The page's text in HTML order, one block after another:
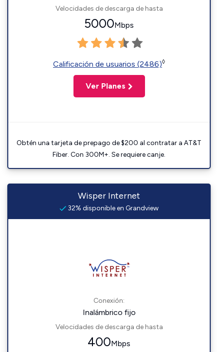
Velocidades de descarga de hasta
5000Mbps
Calificación de usuarios (2486)◊
Ver Planes
Obtén una tarjeta de prepago de $200 al contratar a AT&T
Fiber. Con 300M+. Se requiere canje.
Wisper Internet
32% disponible en Grandview
Conexión:
Inalámbrico fijo
Velocidades de descarga de hasta
400Mbps